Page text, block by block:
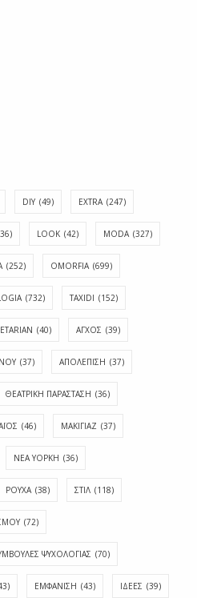
DIY (49) EXTRA (247)
LOOK (42) MODA (327)
(252) OMORFIA (699)
(732) TAXIDI (152)
(40) ΑΓΧΟΣ (39)
(37) ΑΠΟΛΈΠΙΣΗ (37)
ΘΕΑΤΡΙΚΗ ΠΑΡΑΣΤΑΣΗ (36)
(46) ΜΑΚΙΓΙΑΖ (37)
ΝΕΑ ΥΟΡΚΗ (36)
ΡΟΥΧΑ (38) ΣΤΙΛ (118)
(72)
ΨΥΧΟΛΟΓΙΑΣ (70)
ΕΜΦΆΝΙΣΗ (43) ΙΔΈΕΣ (39)